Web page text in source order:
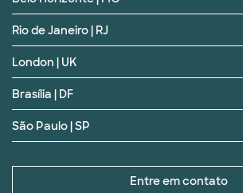
Rio de Janeiro | RJ
London | UK
Brasília | DF
São Paulo | SP
Entre em contato